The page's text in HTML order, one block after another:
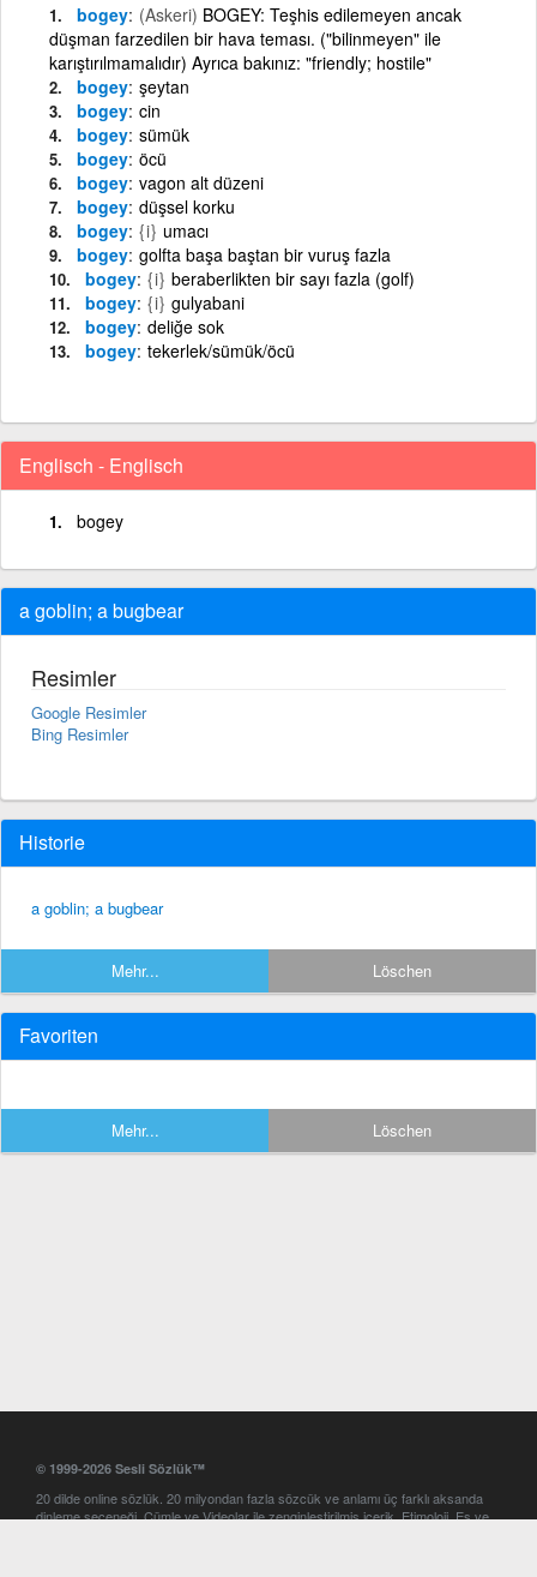
bogey (Askeri) BOGEY: Teşhis edilemeyen ancak
düşman farzedilen bir hava teması. ("bilinmeyen" ile
karıştırılmamalıdır) Ayrıca bakınız: "friendly; hostile"
bogey şeytan
bogey cin
bogey sümük
bogey öcü
bogey vagon alt düzeni
bogey düşsel korku
bogey {i} umacı
bogey golfta başa baştan bir vuruş fazla
bogey {i} beraberlikten bir sayı fazla (golf)
bogey {i} gulyabani
bogey deliğe sok
bogey tekerlek/sümük/öcü
Englisch - Englisch
bogey
a goblin; a bugbear
Resimler
Google Resimler
Bing Resimler
Historie
a goblin; a bugbear
Mehr... Löschen
Favoriten
Mehr... Löschen
© 1999-2026 Sesli Sözlük™
20 dilde online sözlük. 20 milyondan fazla sözcük ve anlamı üç farklı aksanda
dinleme seçeneği. Cümle ve Videolar ile zenginleştirilmiş içerik. Etimoloji, Eş ve